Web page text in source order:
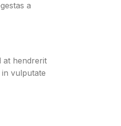
a
at hendrerit
vulputate